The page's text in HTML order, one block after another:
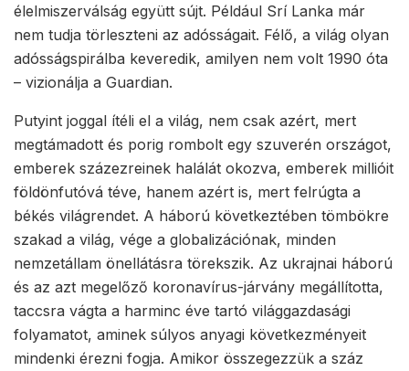
élelmiszerválság együtt sújt. Például Srí Lanka már
nem tudja törleszteni az adósságait. Félő, a világ olyan
adósságspirálba keveredik, amilyen nem volt 1990 óta
– vizionálja a Guardian.
Putyint joggal ítéli el a világ, nem csak azért, mert
megtámadott és porig rombolt egy szuverén országot,
emberek százezreinek halálát okozva, emberek millióit
földönfutóvá téve, hanem azért is, mert felrúgta a
békés világrendet. A háború következtében tömbökre
szakad a világ, vége a globalizációnak, minden
nemzetállam önellátásra törekszik. Az ukrajnai háború
és az azt megelőző koronavírus-járvány megállította,
taccsra vágta a harminc éve tartó világgazdasági
folyamatot, aminek súlyos anyagi következményeit
mindenki érezni fogja. Amikor összegezzük a száz